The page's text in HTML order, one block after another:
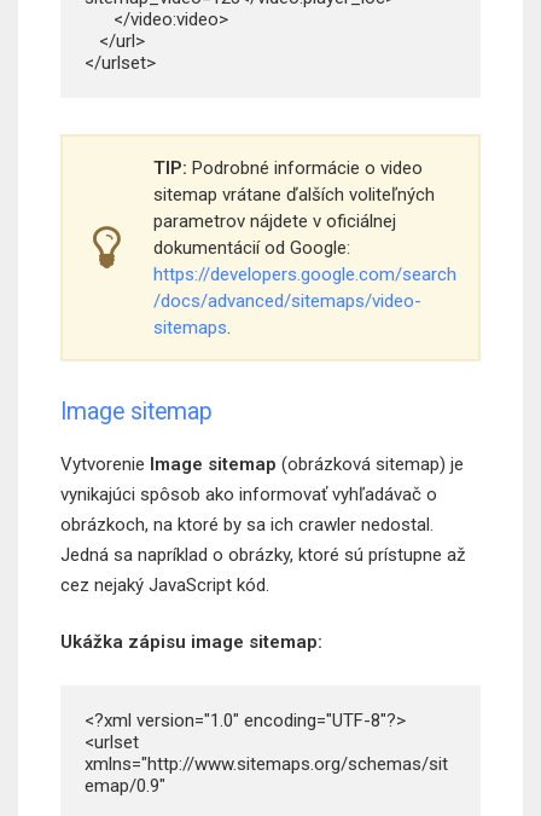
</urlset>
TIP: Podrobné informácie o video
sitemap vrátane ďalších voliteľných
parametrov nájdete v oficiálnej
dokumentácií od Google:
https://developers.google.com/search
/docs/advanced/sitemaps/video-
sitemaps.
Image sitemap
Vytvorenie Image sitemap (obrázková sitemap) je
vynikajúci spôsob ako informovať vyhľadávač o
obrázkoch, na ktoré by sa ich crawler nedostal.
Jedná sa napríklad o obrázky, ktoré sú prístupne až
cez nejaký JavaScript kód.
Ukážka zápisu image sitemap:
<?xml version="1.0" encoding="UTF-8"?>
<urlset
xmlns="http://www.sitemaps.org/schemas/sit
emap/0.9"